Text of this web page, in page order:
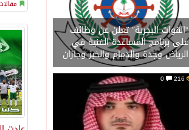
“القوات البحرية” تعلن عن وظائف
على برنامج المساعدة الفنية في
الرياض وجدة والدمام والخبر وجازان
216